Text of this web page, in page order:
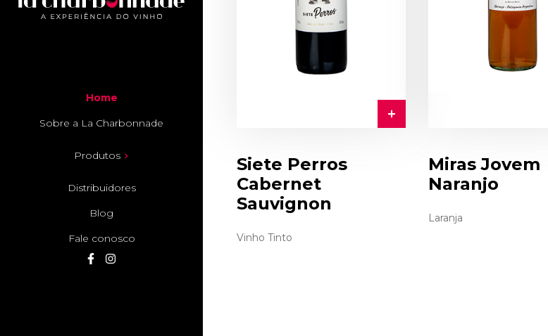
Home
Sobre a La Charbonnade
Produtos
Distribuidores
Blog
Fale conosco
Siete Perros
Cabernet
Sauvignon
Vinho Tinto
Miras Jovem
Naranjo
Laranja